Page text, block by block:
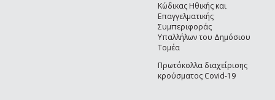
Κώδικας Ηθικής και
Επαγγελματικής
Συμπεριφοράς
Υπαλλήλων του Δημόσιου
Τομέα
Πρωτόκολλα διαχείρισης
κρούσματος Covid-19